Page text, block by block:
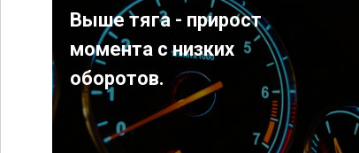
Выше тяга - прирост
момента с низких
оборотов.